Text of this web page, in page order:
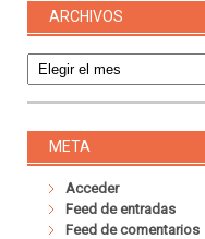
ARCHIVOS
META
Acceder
Feed de entradas
Feed de comentarios